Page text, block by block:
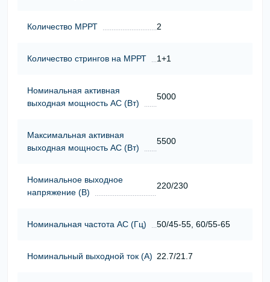
Количество МРРТ 2
Количество стрингов на МРРТ 1+1
Номинальная активная
выходная мощность АС (Вт)
5000
Максимальная активная
выходная мощность АС (Вт)
5500
Номинальное выходное
напряжение (В)
220/230
Номинальная частота АС (Гц) 50/45-55, 60/55-65
Номинальный выходной ток (А) 22.7/21.7